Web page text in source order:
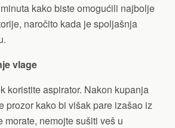
kako biste omogućili najbolje
naročito kada je spoljašnja
vlage
koristite aspirator. Nakon kupanja
prozor kako bi višak pare izašao iz
morate, nemojte sušiti veš u